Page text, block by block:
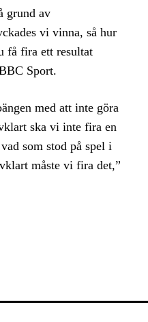
grund av
vi vinna, så hur
få fira ett resultat
Sport.
med att inte göra
ska vi inte fira en
som stod på spel i
måste vi fira det,”